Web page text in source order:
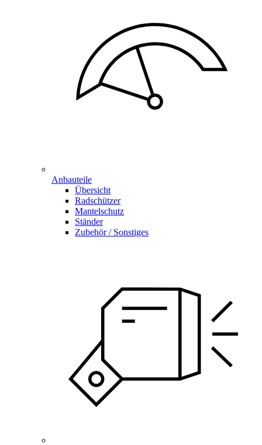
Anbauteile
Übersicht
Radschützer
Mantelschutz
Ständer
Zubehör / Sonstiges